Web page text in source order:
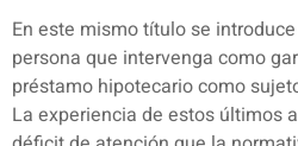
En este mismo título se
persona que intervenga como
préstamo hipotecario como
La experiencia de estos últimos